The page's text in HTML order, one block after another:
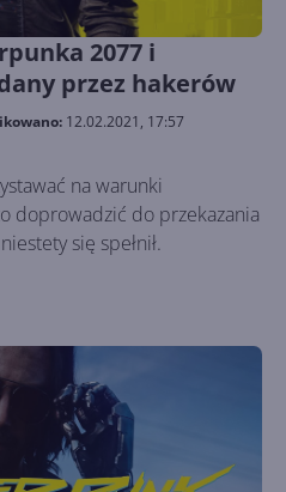
2077 i
przez hakerów
12.02.2021, 17:57
na warunki
doprowadzić do przekazania
się spełnił.